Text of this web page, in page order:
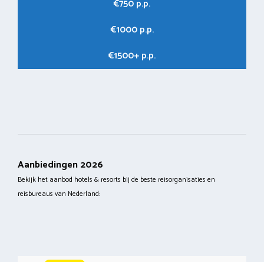
€750 p.p.
€1000 p.p.
€1500+ p.p.
Aanbiedingen 2026
Bekijk het aanbod hotels & resorts bij de beste reisorganisaties en
reisbureaus van Nederland: